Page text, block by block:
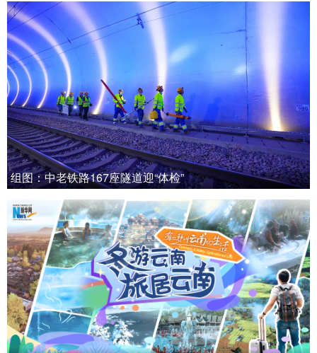
组图：中老铁路167座隧道迎“体检”